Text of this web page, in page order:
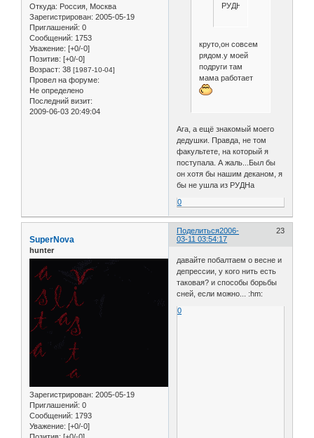
Откуда: Россия, Москва
Зарегистрирован: 2005-05-19
Приглашений: 0
Сообщений: 1753
Уважение: [+0/-0]
Позитив: [+0/-0]
Возраст: 38 [1987-10-04]
Провел на форуме:
Не определено
Последний визит:
2009-06-03 20:49:04
РУДНе.
круто,он совсем
рядом.у моей
подруги там
мама работает
Ага, а ещё знакомый моего
дедушки. Правда, не том
факультете, на который я
поступала. А жаль...Был бы
он хотя бы нашим деканом, я
бы не ушла из РУДНа
0
Поделиться 23
2006-
03-11 03:54:17
SuperNova
hunter
Зарегистрирован: 2005-05-19
Приглашений: 0
Сообщений: 1793
Уважение: [+0/-0]
давайте побалтаем о весне и
депрессии, у кого нить есть
таковая? и способы борьбы
сней, если можно... :hm:
0